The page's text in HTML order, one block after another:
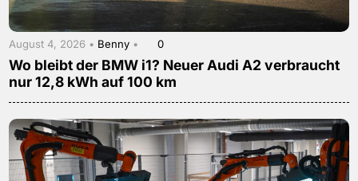
August 4, 2026 • Benny • 0
Wo bleibt der BMW i1? Neuer Audi A2 verbraucht
nur 12,8 kWh auf 100 km